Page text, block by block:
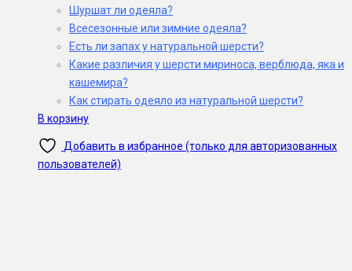
Шуршат ли одеяла?
Всесезонные или зимние одеяла?
Есть ли запах у натуральной шерсти?
Какие различия у шерсти мириноса, верблюда, яка и
кашемира?
Как стирать одеяло из натуральной шерсти?
В корзину
Добавить в избранное (только для авторизованных
пользователей)